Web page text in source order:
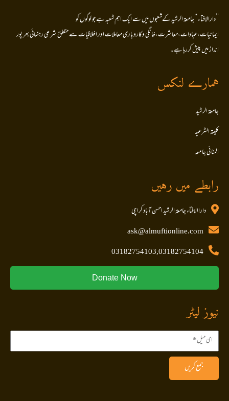
’’دارالافتاء ‘‘جامعۃ الرشید کےشعبوں میں سے ایک اہم شعبہ ہے جو لوگوں کو
ایمانیات،عبادات،معاشرت،خانگی وکاروباری معاملات اور اخلاقیات سے متعلق شرعی رہنمائی بھر پور
انداز میں پیش کررہا ہے۔
ہمارے لنکس
جامعۃ الرشید
کلیتہ الشرعیہ
المنا ئی جا معہ
رابطے میں رہیں
داراالافتاء جامعۃ الرشید احسن آباد کراچی
ask@almuftionline.com
03182754103,03182754104
Donate Now
نیوز لیٹر
جمع کریں